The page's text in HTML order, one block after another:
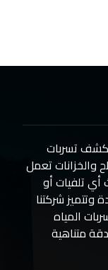
تسربات
والخزانات تعمل
تلفيات أو
وتتميز شركتنا
المياه
متناهية